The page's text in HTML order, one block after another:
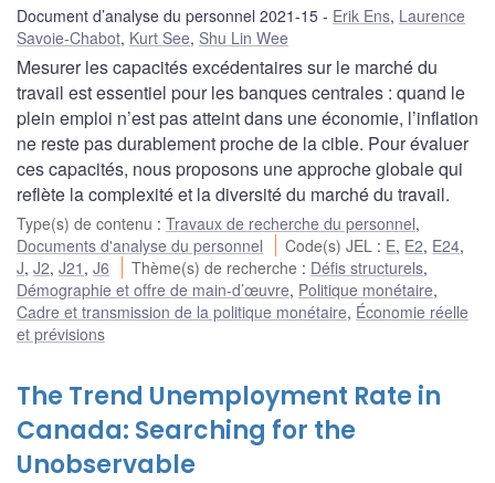
Document d’analyse du personnel 2021-15 Erik Ens, Laurence
Savoie-Chabot, Kurt See, Shu Lin Wee
Mesurer les capacités excédentaires sur le marché du
travail est essentiel pour les banques centrales : quand le
plein emploi n’est pas atteint dans une économie, l’inflation
ne reste pas durablement proche de la cible. Pour évaluer
ces capacités, nous proposons une approche globale qui
reflète la complexité et la diversité du marché du travail.
Type(s) de contenu : Travaux de recherche du personnel,
Documents d'analyse du personnel
Code(s) JEL : E, E2, E24,
J, J2, J21 , J6 Thème(s) de recherche : Défis structurels,
Démographie et offre de main-d’œuvre, Politique monétaire,
Cadre et transmission de la politique monétaire, Économie réelle
et prévisions
The Trend Unemployment Rate in
Canada: Searching for the
Unobservable